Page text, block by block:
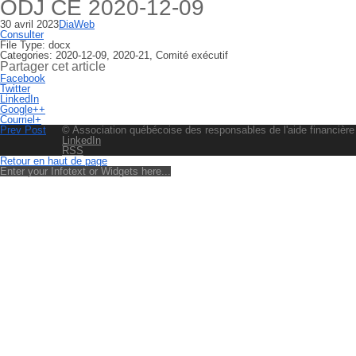
ODJ CE 2020-12-09
30 avril 2023DiaWeb
Consulter
File Type: docx
Categories: 2020-12-09, 2020-21, Comité exécutif
Partager cet article
Facebook
Twitter
LinkedIn
Google++
Courriel+
Prev Post
© Association québécoise des responsables de l'aide
LinkedIn
RSS
Retour en haut de page
Enter your Infotext or Widgets here...